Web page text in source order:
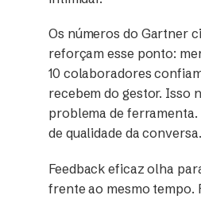
Os números do Gartner
reforçam esse ponto:
10 colaboradores
recebem do gestor. Isso
problema de ferramenta.
de qualidade da conversa.
Feedback eficaz olha
frente ao mesmo tempo.